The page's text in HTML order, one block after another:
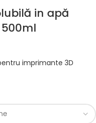
in apă